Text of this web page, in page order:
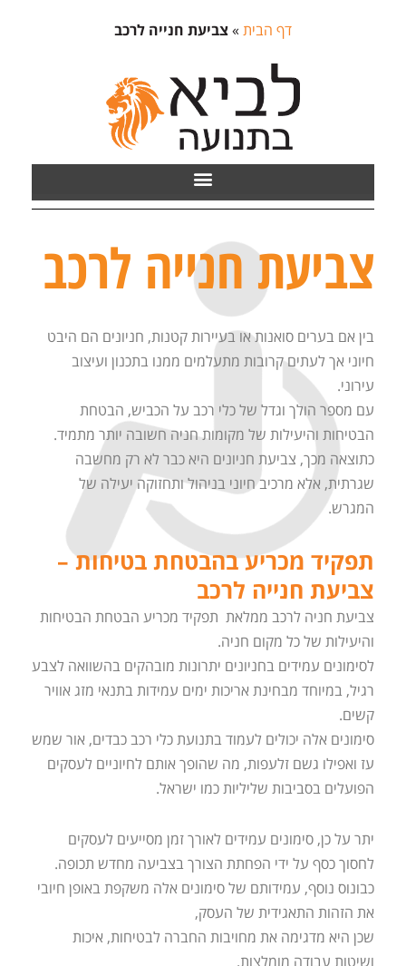
דף הבית»צביעת חנייה לרכב
צביעת חנייה לרכב
בין אם בערים סואנות או בעיירות קטנות, חניונים הם היבט
חיוני אך לעתים קרובות מתעלמים ממנו בתכנון ועיצוב
עירוני.
עם מספר הולך וגדל של כלי רכב על הכביש, הבטחת
הבטיחות והיעילות של מקומות חניה חשובה יותר מתמיד.
כתוצאה מכך, צביעת חניונים היא כבר לא רק מחשבה
שגרתית, אלא מרכיב חיוני בניהול ותחזוקה יעילה של
המגרש.
תפקיד מכריע בהבטחת בטיחות –
צביעת חנייה לרכב
צביעת חניה לרכב ממלאת תפקיד מכריע הבטחת הבטיחות
והיעילות של כל מקום חניה.
לסימונים עמידים בחניונים יתרונות מובהקים בהשוואה לצבע
רגיל, במיוחד מבחינת אריכות ימים עמידות בתנאי מזג אוויר
קשים.
סימונים אלה יכולים לעמוד בתנועת כלי רכב כבדים, אור שמש
עז ואפילו גשם זלעפות, מה שהופך אותם לחיוניים לעסקים
הפועלים בסביבות שליליות כמו ישראל.
יתר על כן, סימונים עמידים לאורך זמן מסייעים לעסקים
לחסוך כסף על ידי הפחתת הצורך בצביעה מחדש תכופה.
כבונוס נוסף, עמידותם של סימונים אלה משקפת באופן חיובי
את הזהות התאגידית של העסק,
שכן היא מדגימה את מחויבות החברה לבטיחות, איכות
ושיטות עבודה מומלצות.